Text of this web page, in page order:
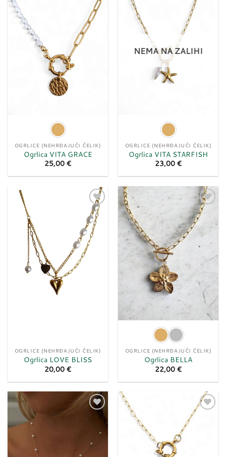
Dodaj
u
listu
želja
OGRLICE (NEHRĐAJUĆI ČELIK)
Ogrlica VITA GRACE
25,00 €
NEMA NA ZALIHI
OGRLICE (NEHRĐAJUĆI ČELIK)
Ogrlica VITA STARFISH
23,00 €
Dodaj
u
listu
želja
OGRLICE (NEHRĐAJUĆI ČELIK)
Ogrlica LOVE BLISS
20,00 €
Dodaj
listu
želja
OGRLICE (NEHRĐAJUĆI ČELIK)
Ogrlica BELLA
22,00 €
Dodaj
listu